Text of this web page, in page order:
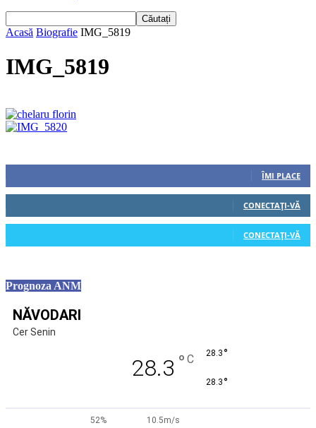
Acasă Biografie IMG_5819
IMG_5819
ÎMI PLACE
CONECTAȚI-VĂ
CONECTAȚI-VĂ
Prognoza ANM
NĂVODARI
Cer Senin
28.3 ° C 28.3 °
28.3 °
52%
10.5m/s